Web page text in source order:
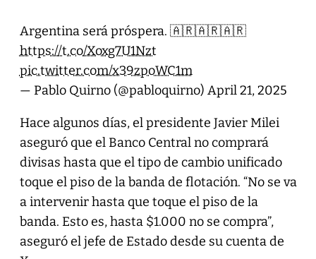
Argentina será próspera. 🇦🇷🇦🇷🇦🇷
https://t.co/Xoxg7U1Nzt
pic.twitter.com/x39zpoWC1m
— Pablo Quirno (@pabloquirno) April 21, 2025
Hace algunos días, el presidente Javier Milei
aseguró que el Banco Central no comprará
divisas hasta que el tipo de cambio unificado
toque el piso de la banda de flotación. “No se va
a intervenir hasta que toque el piso de la
banda. Esto es, hasta $1.000 no se compra”,
aseguró el jefe de Estado desde su cuenta de